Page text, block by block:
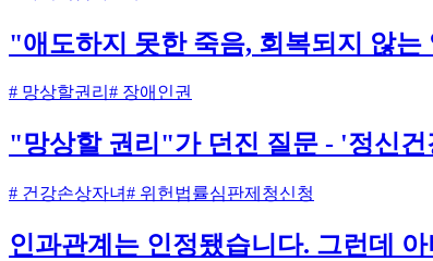
"애도하지 못한 죽음, 회복되지 않
# 망상할권리 # 장애인권
"망상할 권리"가 던진 질문 - '정신
# 건강손상자녀# 위헌법률심판제청신청
인과관계는 인정됐습니다. 그런데